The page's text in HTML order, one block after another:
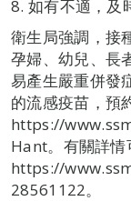
8. 如有不適，及
衛生局強調，接
孕婦、幼兒、長
易產生嚴重併發
的流感疫苗，預
https://
Hant。有關詳情
https://
28561122。